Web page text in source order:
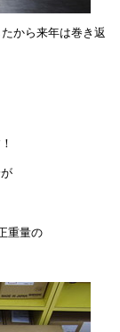
から来年は巻き返
重量の